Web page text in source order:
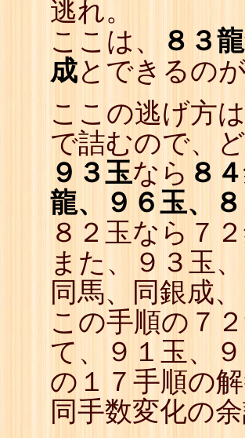
逃れ。
ここは、
８３龍
成とできるの
ここの逃げ方
で詰むので、
９３玉なら ８
龍、９６玉、
８２玉なら７
また、９３玉
同馬、同銀成
この手順の７
て、９１玉、
の１７手順の
同手数変化の